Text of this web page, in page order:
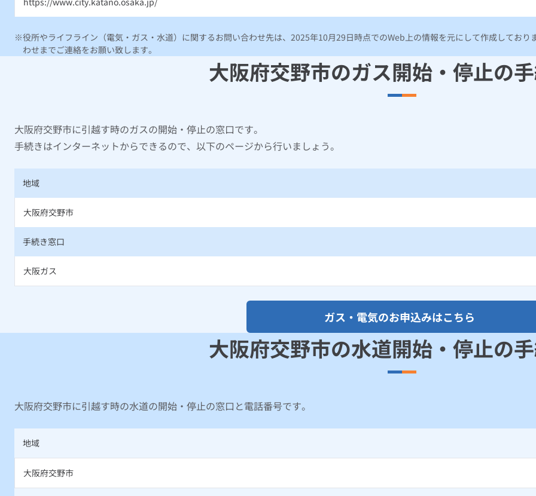
役所やライフライン（電気・ガス・水道）に関するお問い合わせ先は、2025年10月29日時点でのWeb上の情報を元にして作成してお
わせまでご連絡をお願い致します。
大阪府交野市のガス開始・停止の
大阪府交野市に引越す時のガスの開始・停止の窓口です。
手続きはインターネットからできるので、以下のページから行いましょう。
地域
大阪府交野市
手続き窓口
大阪ガス
ガス・電気のお申込みはこちら
大阪府交野市の水道開始・停止の
大阪府交野市に引越す時の水道の開始・停止の窓口と電話番号です。
地域
大阪府交野市